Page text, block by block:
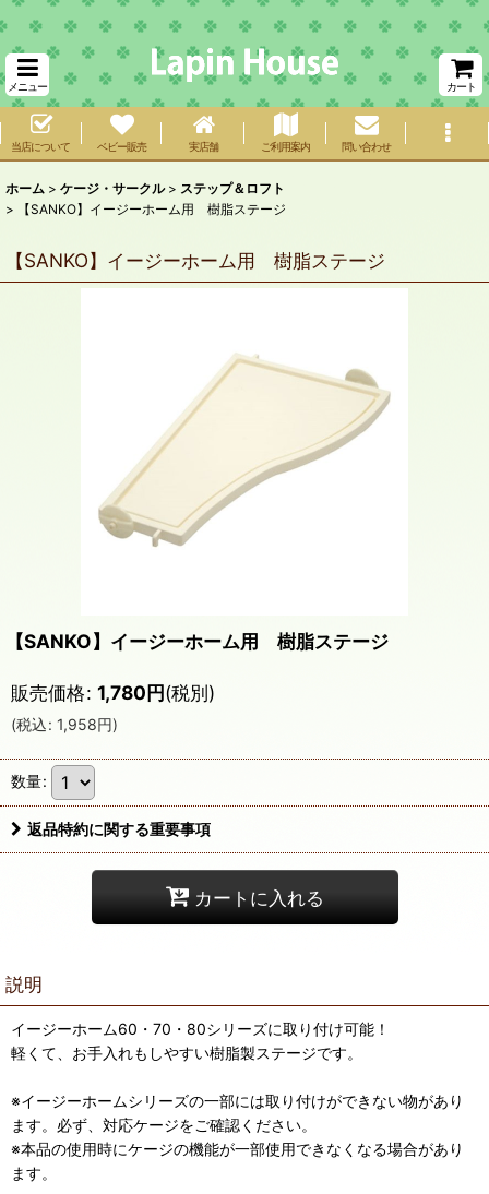
メニュー カート
当店について ベビー販売 実店舗 ご利用案内 問い合わせ
ホーム > ケージ・サークル > ステップ＆ロフト
>
【SANKO】イージーホーム用 樹脂ステージ
【SANKO】イージーホーム用 樹脂ステージ
【SANKO】イージーホーム用 樹脂ステージ
販売価格: 1,780円(税別)
(税込: 1,958円)
数量:
返品特約に関する重要事項
カートに入れる
説明
イージーホーム60・70・80シリーズに取り付け可能！
軽くて、お手入れもしやすい樹脂製ステージです。
※イージーホームシリーズの一部には取り付けができない物があり
ます。必ず、対応ケージをご確認ください。
※本品の使用時にケージの機能が一部使用できなくなる場合があり
ます。